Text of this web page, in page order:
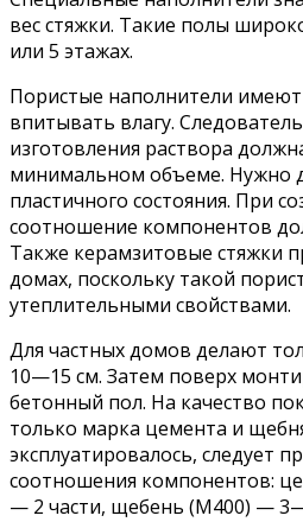
вес стяжки. Такие полы
или 5 этажах.
Пористые наполнители имеют
впитывать влагу.
изготовления раствора
минимальном объеме. Нужно
пластичного состояния. При
соотношение компонентов
Также керамзитовые стяжки
домах, поскольку такой
утеплительными свойствами.
Для частных домов делают
10—15 см. Затем поверх
бетонный пол. На качество
только марка цемента и
эксплуатировалось, следует
соотношения компонентов:
— 2 части, щебень (М400) —